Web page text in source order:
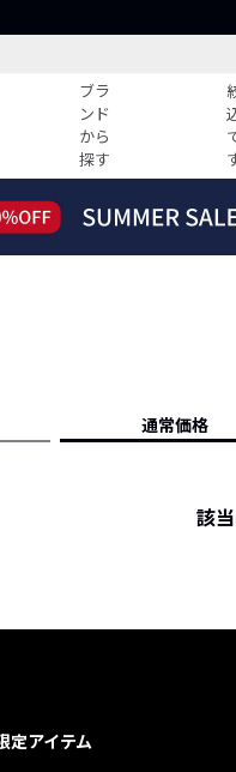
ブラ
ンド
から
探す
すべての記事
人気記事ランキング
フォーカスブランド
通常価格
該
定アイテム